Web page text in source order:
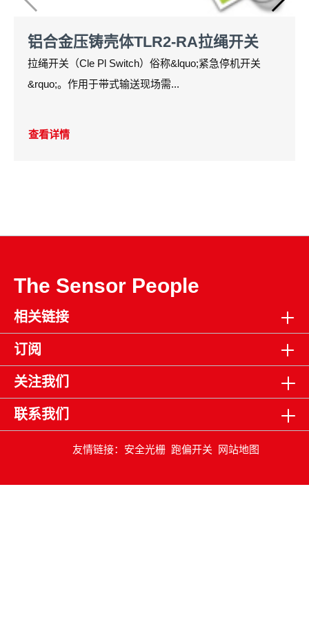
铝合金压铸壳体TLR2-RA拉绳开关
拉绳开关（Cle Pl Switch）俗称&lquo;紧急停机开关
&rquo;。作用于带式输送现场需...
查看详情
The Sensor People
相关链接
订阅
关注我们
联系我们
友情链接： 安全光栅 跑偏开关 网站地图